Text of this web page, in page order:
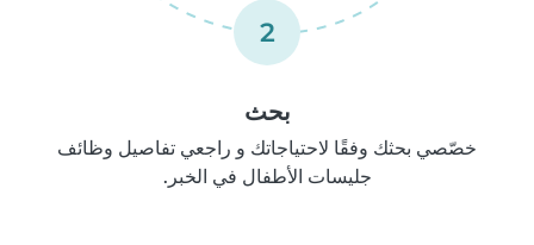
2
بحث
خصّصي بحثك وفقًا لاحتياجاتك و راجعي تفاصيل وظائف
جليسات الأطفال في الخبر.